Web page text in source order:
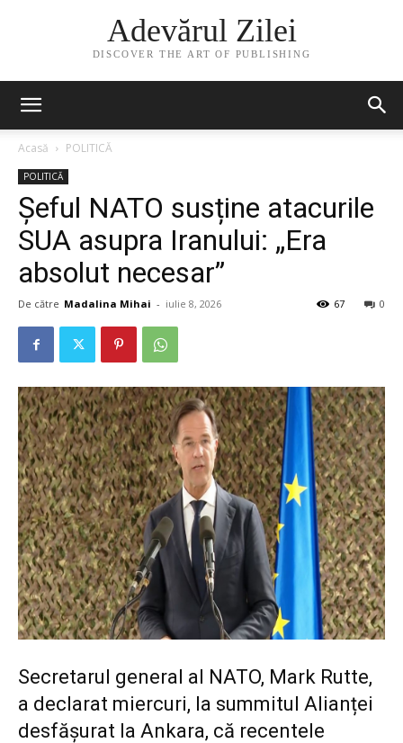
Adevărul Zilei
DISCOVER THE ART OF PUBLISHING
Acasă POLITICĂ
POLITICĂ
Șeful NATO susține atacurile
SUA asupra Iranului: „Era
absolut necesar”
De către Madalina Mihai - iulie 8, 2026 0
67
Secretarul general al NATO, Mark Rutte,
a declarat miercuri, la summitul Alianței
desfășurat la Ankara, că recentele